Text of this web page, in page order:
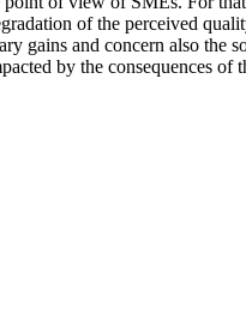
of the perceived
gains and concern also the
by the consequences